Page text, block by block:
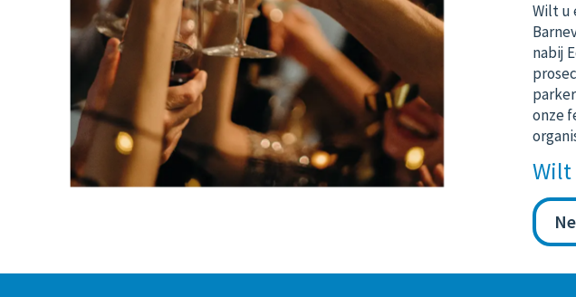
Wilt u
nabij
onze
Wilt